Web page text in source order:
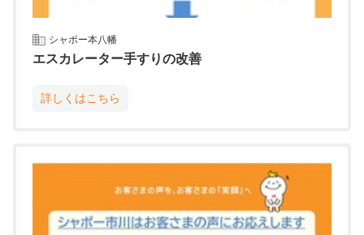
シャポー本八幡
エスカレーター手すりの改善
詳しくはこちら